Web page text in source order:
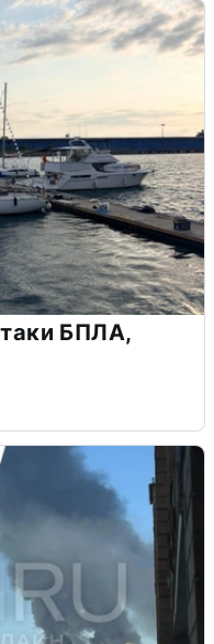
БПЛА,